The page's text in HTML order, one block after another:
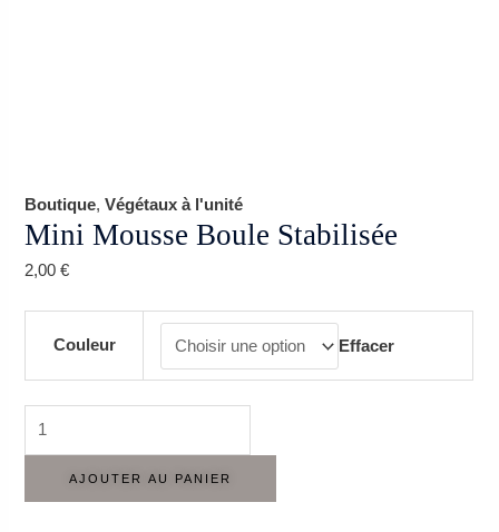
Boutique,Végétaux à l'unité
Mini Mousse Boule Stabilisée
2,00€
Couleur Effacer
AJOUTER AU PANIER